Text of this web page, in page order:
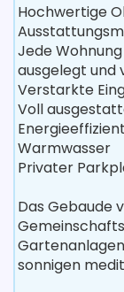
Hochwertige
Jede
ausgelegt und
Verstarkte
Voll
Warmwasser
Privater
Das Gebaude
sonnigen